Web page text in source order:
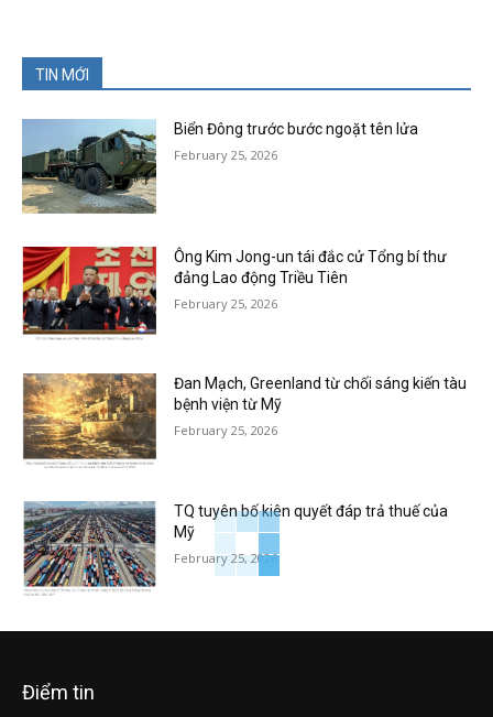
TIN MỚI
Biển Đông trước bước ngoặt tên lửa
February 25, 2026
Ông Kim Jong-un tái đắc cử Tổng bí thư
đảng Lao động Triều Tiên
February 25, 2026
Đan Mạch, Greenland từ chối sáng kiến tàu
bệnh viện từ Mỹ
February 25, 2026
TQ tuyên bố kiên quyết đáp trả thuế của
Mỹ
February 25, 2026
Điểm tin